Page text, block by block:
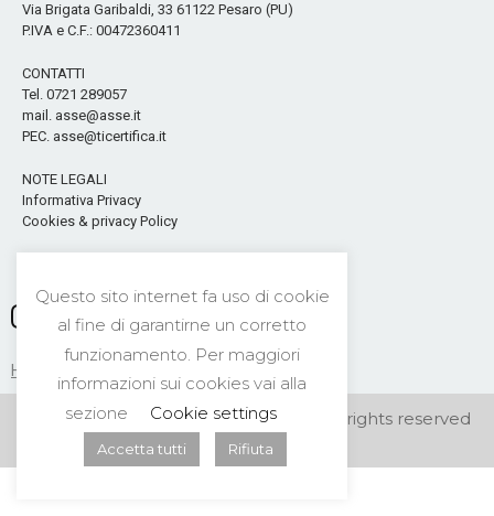
Via Brigata Garibaldi, 33 61122 Pesaro (PU)
P.IVA e C.F.: 00472360411
CONTATTI
Tel. 0721 289057
mail. asse@asse.it
PEC. asse@ticertifica.it
NOTE LEGALI
Informativa Privacy
Cookies & privacy Policy
HOME
©2026 A.S.S.E. Security Center s.n.c. All rights reserved
Questo sito internet fa uso di cookie
al fine di garantirne un corretto
funzionamento. Per maggiori
informazioni sui cookies vai alla
sezione
Cookie settings
Accetta tutti Rifiuta